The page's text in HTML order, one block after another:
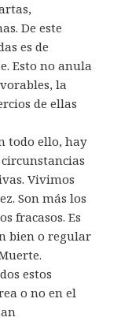
De este
es de
Esto no anula
la
de ellas
todo ello, hay
Vivimos
Son más los
fracasos. Es
bien o regular
estos
o no en el